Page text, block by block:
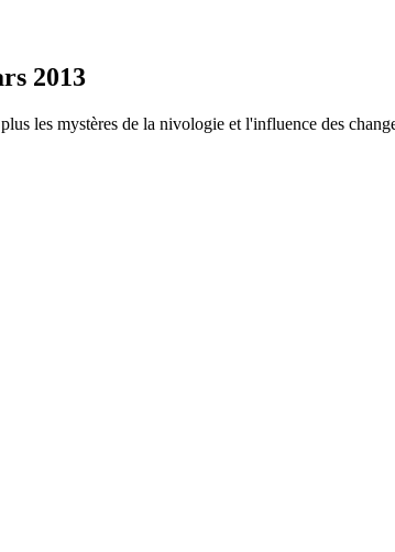
2013
les mystères de la nivologie et l'influence des